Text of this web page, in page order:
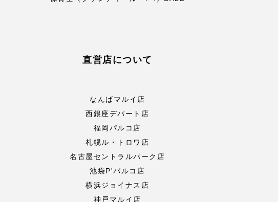
直営店について
なんばマルイ店
西銀座デパート店
福岡パルコ店
札幌ル・トロワ店
名古屋セントラルパーク店
池袋P'パルコ店
横浜ジョイナス店
神戸マルイ店